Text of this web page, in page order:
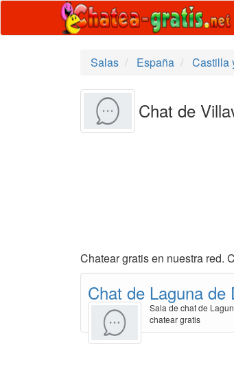
Salas España Castilla
Chat de
Chatear gratis en nuestra red.
Chat de Laguna de
Sala de chat de
chatear gratis